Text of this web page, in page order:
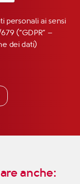
personali ai sensi
(“GDPR” –
dei dati)
anche: